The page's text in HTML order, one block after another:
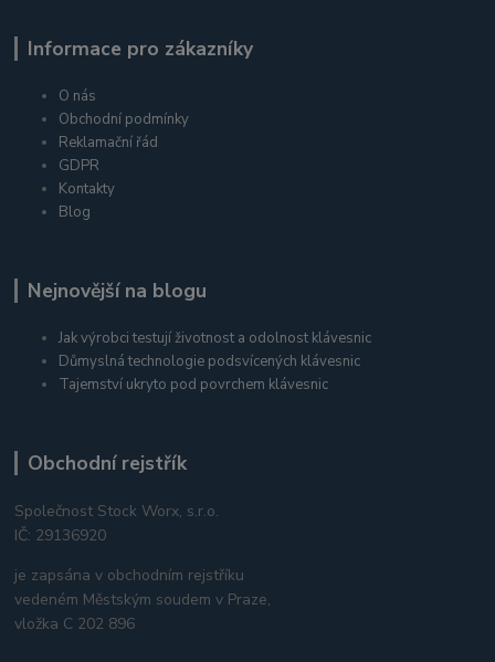
Informace pro zákazníky
O nás
Obchodní podmínky
Reklamační řád
GDPR
Kontakty
Blog
Nejnovější na blogu
Jak výrobci testují životnost a odolnost klávesnic
Důmyslná technologie podsvícených klávesnic
Tajemství ukryto pod povrchem klávesnic
Obchodní rejstřík
Společnost Stock Worx, s.r.o.
IČ: 29136920
je zapsána v obchodním rejstříku
vedeném Městským soudem v Praze,
vložka C 202 896